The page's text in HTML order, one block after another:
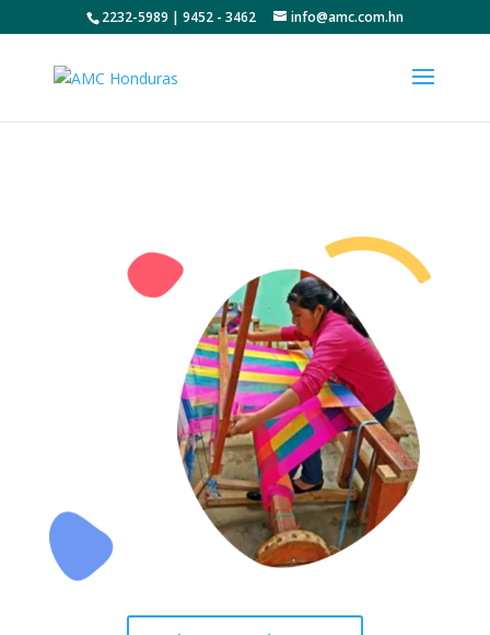
2232-5989 | 9452 - 3462 info@amc.com.hn